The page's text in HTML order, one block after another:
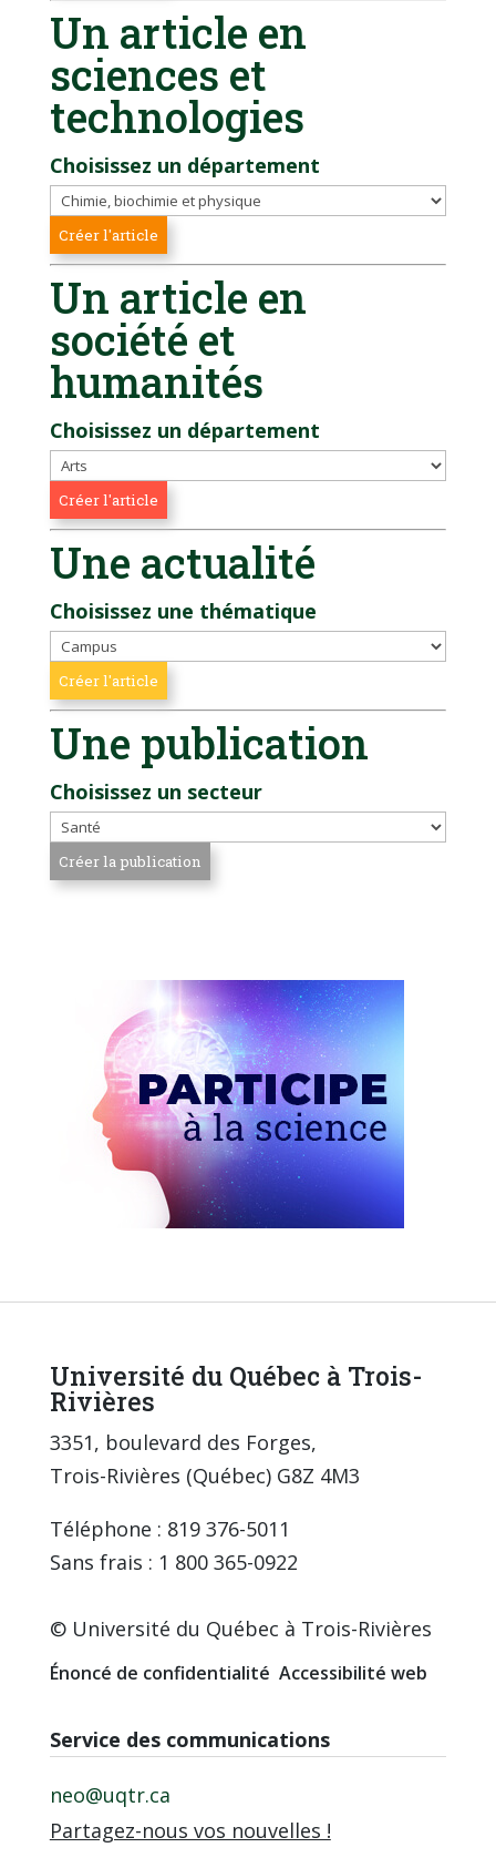
Un article en
sciences et
technologies
Choisissez un département
Un article en
société et
humanités
Choisissez un département
Une actualité
Choisissez une thématique
Une publication
Choisissez un secteur
Université du Québec à Trois-
Rivières
3351, boulevard des Forges,
Trois-Rivières (Québec) G8Z 4M3
Téléphone : 819 376-5011
Sans frais : 1 800 365-0922
© Université du Québec à Trois-Rivières
Énoncé de confidentialité Accessibilité web
Service des communications
neo@uqtr.ca
Partagez-nous vos nouvelles !